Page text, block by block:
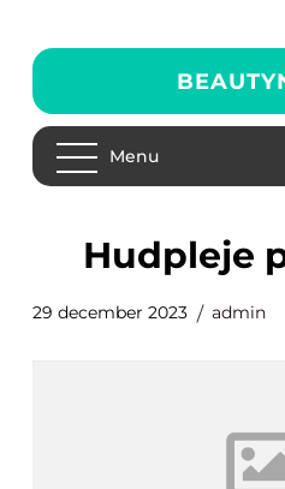
Menu
hudpleje
29 december 2023 admin